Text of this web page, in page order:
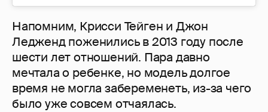
Напомним, Крисси Тейген и Джон
Ледженд поженились в 2013 году после
шести лет отношений. Пара давно
мечтала о ребенке, но модель долгое
время не могла забеременеть, из-за чего
было уже совсем отчаялась.